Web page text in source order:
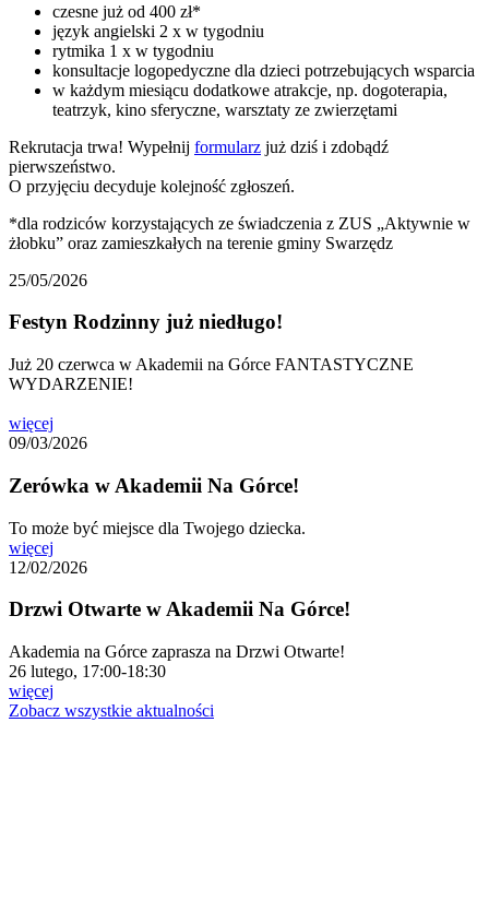
czesne już od 400 zł*
język angielski 2 x w tygodniu
rytmika 1 x w tygodniu
konsultacje logopedyczne dla dzieci potrzebujących wsparcia
w każdym miesiącu dodatkowe atrakcje, np. dogoterapia,
teatrzyk, kino sferyczne, warsztaty ze zwierzętami
Rekrutacja trwa! Wypełnij formularz już dziś i zdobądź
pierwszeństwo.
O przyjęciu decyduje kolejność zgłoszeń.
*dla rodziców korzystających ze świadczenia z ZUS „Aktywnie w
żłobku” oraz zamieszkałych na terenie gminy Swarzędz
25/05/2026
Festyn Rodzinny już niedługo!
Już 20 czerwca w Akademii na Górce FANTASTYCZNE
WYDARZENIE!
więcej
09/03/2026
Zerówka w Akademii Na Górce!
To może być miejsce dla Twojego dziecka.
więcej
12/02/2026
Drzwi Otwarte w Akademii Na Górce!
Akademia na Górce zaprasza na Drzwi Otwarte!
26 lutego, 17:00-18:30
więcej
Zobacz wszystkie aktualności